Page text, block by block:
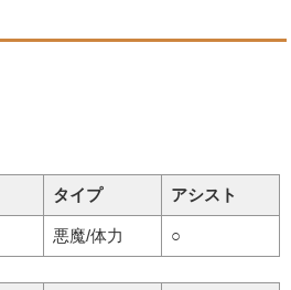
タイプ アシスト
悪魔/体力 ○